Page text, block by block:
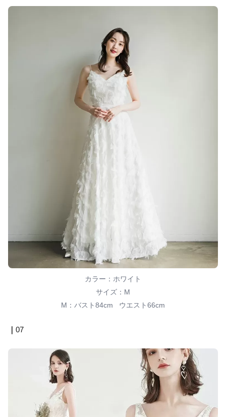
カラー：ホワイト
サイズ：M
M：バスト84cm ウエスト66cm
｜ 07